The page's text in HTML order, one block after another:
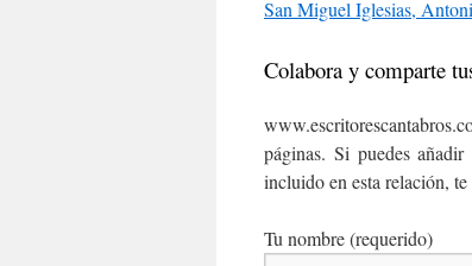
San Miguel Iglesias,
Colabora y comparte
páginas. Si puedes
incluido en esta relación,
Tu nombre (requerido)